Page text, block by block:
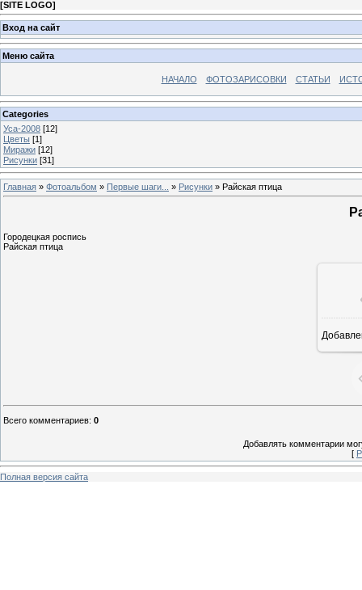
[SITE LOGO]
Вход на сайт
Меню сайта
НАЧАЛО ФОТОЗАРИСОВКИ СТАТЬИ
Categories
Уса-2008 [12]
Цветы [1]
Миражи [12]
Рисунки [31]
Главная » Фотоальбом » Первые шаги... » Рисунки » Райская птица
Городецкая роспись
Райская птица
Всего комментариев: 0
Добавлять комментарии
[
Полная версия сайта